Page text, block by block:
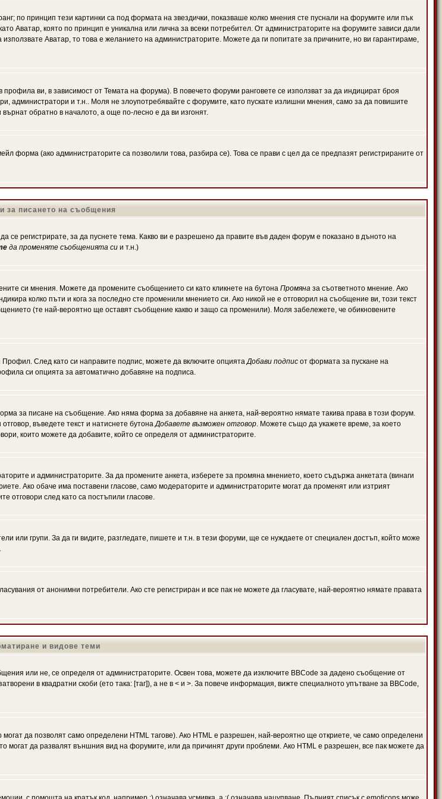
по принцип тези картинки са под формата на звездички, показваше колко мнения сте пуснали на форумите или пък
Аватар, която по принцип е уникална или лична за всеки потребител. От администраторите на форумите зависи дали
Аватар, то това е желанието на администраторите. Можете да ги попитате за причините, но ви гарантираме,
ви, в зависимост от Темата на форума). В повечето форуми ранговете се използват за да индицират броя
администратори и т.н.. Моля не злоупотребявайте с форумите, като пускате излишни мнения, само за да повишите
обратно в началото, а още по-лесно е да ви изгонят.
форма (ако администраторите са позволили това, разбира се). Това се прави с цел да се предпазят регистрираните от
за писането на съобщения
регистрирате, за да пуснете тема. Какво ви е разрешено да правите във даден форум е показано в дъното на
да променяте съобщенията си и т.н.)
си мнения. Можете да промените съобщението си като кликнете на бутона Промяна за съответното мнение. Ако
колко пъти и кога за последно сте променили мнението си. Ако никой не е отговорил на съобщение ви, този текст
(те най-вероятно ще оставят съобщение какво и защо са променили). Моля забележете, че обикновените
След като си направите подпис, можете да включите опциятаДобави подпис от формата за пускане на
си опцията за автоматично добавяне на подписа.
за писане на съобщение. Ако няма форма за добавяне на анкета, най-вероятно нямате такива права в този форум.
въведете текст и натиснете бутонаДобавете възможен отговор. Можете също да укажете време, за което
които можете да добавите, който се определя от администраторите.
и администраторите. За да промените анкета, изберете за промяна мнението, което съдържа анкетата (винаги
Ако обаче има поставени гласове, само модераторите и администраторите могат да променят или изтрият
отговори след като са постъпили гласове.
или групи. За да ги видите, разгледате, пишете и т.н. в тези форуми, ще се нуждаете от специален достъп, който може
от анонимни потребители. Ако сте регистриран и все пак не можете да гласувате, най-вероятно нямате правата
и видове теми
или не, се определя от администраторите. Освен това, можете да изключите BBCode за дадено съобщение от
в квадратни скоби (ето така: [таг]), а не в < и >. За повече информация, вижте специалното упътване за BBCode,
да позволят само определени HTML тагове). Ако HTML е разрешен, най-вероятно ще откриете, че само определени
могат да развалят външния вид на форумите, или да причинят други проблеми. Ако HTML е разрешен, все пак можете да